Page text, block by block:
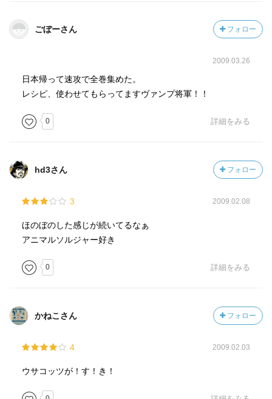
ごぼーさん フォロー
2009.03.26
日本帰って速攻で全巻集めた。
レシピ、使わせてもらってますヴァンプ将軍！！
0 詳細をみる
hd3さん フォロー
3 2009.02.08
ほのぼのした感じが続いてるなぁ
アニマルソルジャー好き
0 詳細をみる
かねこさん フォロー
4 2009.02.03
ウサコッツが！す！き！